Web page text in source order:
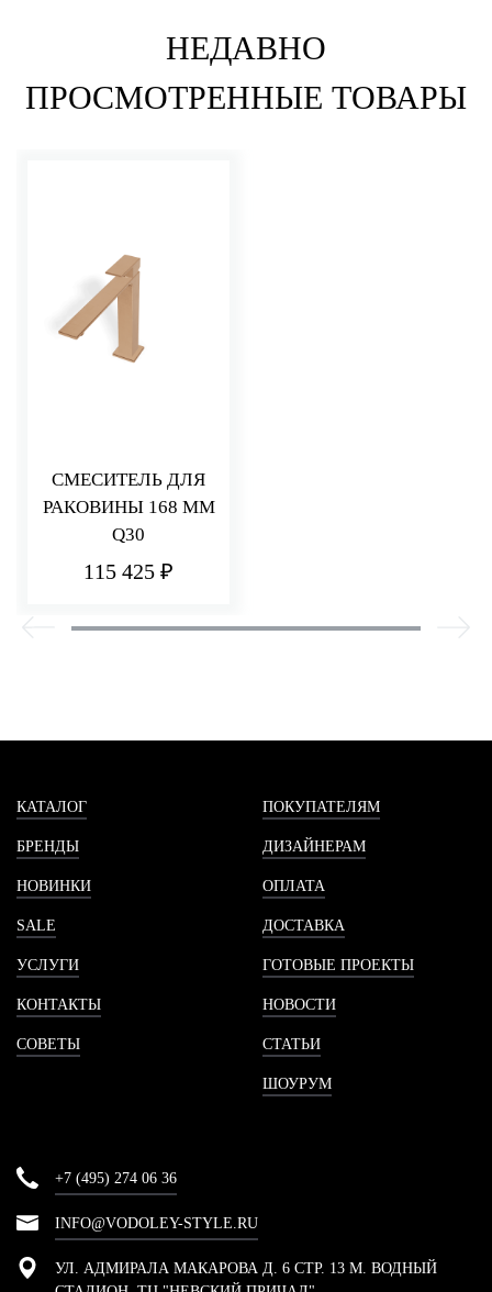
НЕДАВНО
ПРОСМОТРЕННЫЕ ТОВАРЫ
СМЕСИТЕЛЬ ДЛЯ
РАКОВИНЫ 168 ММ
Q30
115 425 ₽
КАТАЛОГ
БРЕНДЫ
НОВИНКИ
SALE
УСЛУГИ
КОНТАКТЫ
СОВЕТЫ
ПОКУПАТЕЛЯМ
ДИЗАЙНЕРАМ
ОПЛАТА
ДОСТАВКА
ГОТОВЫЕ ПРОЕКТЫ
НОВОСТИ
СТАТЬИ
ШОУРУМ
+7 (495) 274 06 36
INFO@VODOLEY-STYLE.RU
УЛ. АДМИРАЛА МАКАРОВА Д. 6 СТР. 13 М. ВОДНЫЙ